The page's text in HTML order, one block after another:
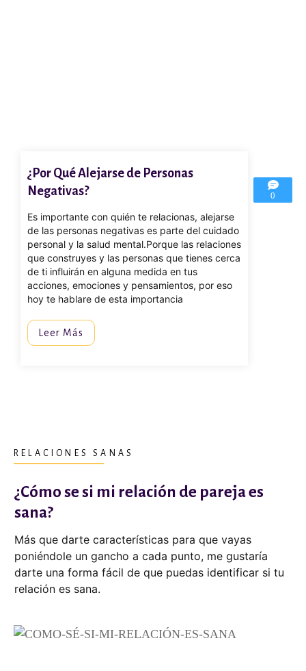
¿Por Qué Alejarse de Personas
Negativas?
Es importante con quién te relacionas, alejarse
de las personas negativas es parte del cuidado
personal y la salud mental.Porque las relaciones
que construyes y las personas que tienes cerca
de ti influirán en alguna medida en tus
acciones, emociones y pensamientos, por eso
hoy te hablare de esta importancia
Leer Más
0
RELACIONES SANAS
¿Cómo se si mi relación de pareja es
sana?
Más que darte características para que vayas
poniéndole un gancho a cada punto, me gustaría
darte una forma fácil de que puedas identificar si tu
relación es sana.